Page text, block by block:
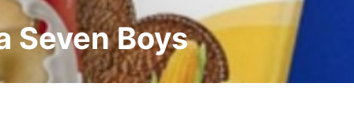
Seven Boys